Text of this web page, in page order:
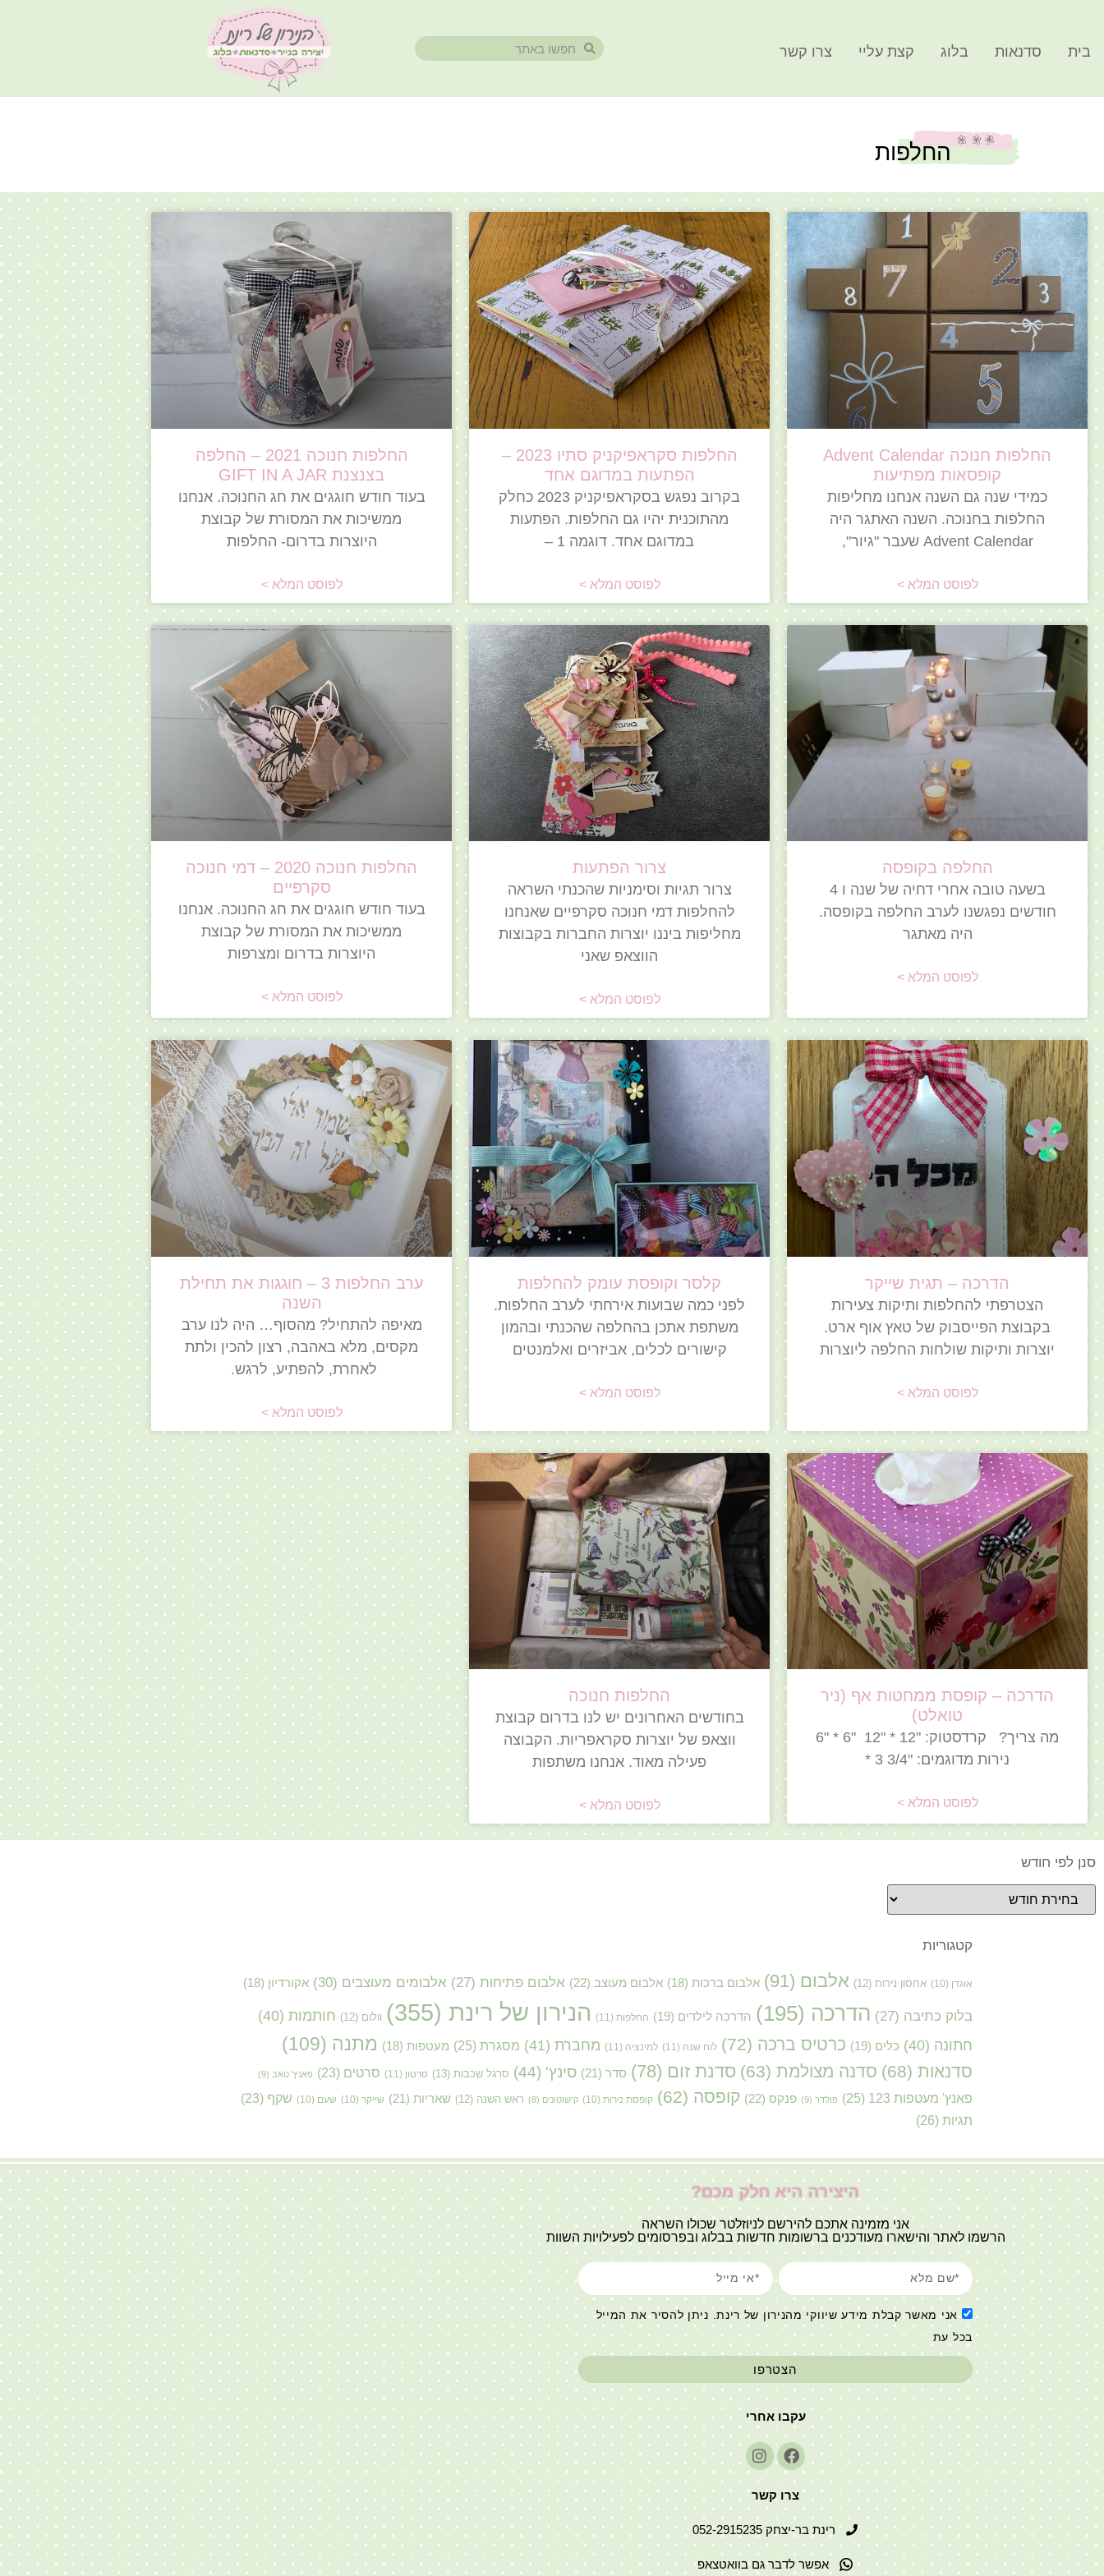
בית סדנאות בלוג קצת עליי צרו קשר
החלפות
החלפות חנוכה Advent Calendar
קופסאות מפתיעות
כמידי שנה גם השנה אנחנו מחליפות
החלפות בחנוכה. השנה האתגר היה
Advent Calendar שעבר "גיור",
לפוסט המלא >
החלפות סקראפיקניק סתיו 2023 –
הפתעות במדוגם אחד
בקרוב נפגש בסקראפיקניק 2023 כחלק
מהתוכנית יהיו גם החלפות. הפתעות
במדוגם אחד. דוגמה 1 –
לפוסט המלא >
החלפות חנוכה 2021 – החלפה
בצנצנת GIFT IN A JAR
בעוד חודש חוגגים את חג החנוכה. אנחנו
ממשיכות את המסורת של קבוצת
היוצרות בדרום- החלפות
לפוסט המלא >
החלפה בקופסה
בשעה טובה אחרי דחיה של שנה ו 4
חודשים נפגשנו לערב החלפה בקופסה.
היה מאתגר
לפוסט המלא >
צרור הפתעות
צרור תגיות וסימניות שהכנתי השראה
להחלפות דמי חנוכה סקרפיים שאנחנו
מחליפות ביננו יוצרות החברות בקבוצות
הווצאפ שאני
לפוסט המלא >
החלפות חנוכה 2020 – דמי חנוכה
סקרפיים
בעוד חודש חוגגים את חג החנוכה. אנחנו
ממשיכות את המסורת של קבוצת
היוצרות בדרום ומצרפות
לפוסט המלא >
הדרכה – תגית שייקר
הצטרפתי להחלפות ותיקות צעירות
בקבוצת הפייסבוק של טאץ אוף ארט.
יוצרות ותיקות שולחות החלפה ליוצרות
לפוסט המלא >
קלסר וקופסת עומק להחלפות
לפני כמה שבועות אירחתי לערב החלפות.
משתפת אתכן בהחלפה שהכנתי ובהמון
קישורים לכלים, אביזרים ואלמנטים
לפוסט המלא >
ערב החלפות 3 – חוגגות את תחילת
השנה
מאיפה להתחיל? מהסוף… היה לנו ערב
מקסים, מלא באהבה, רצון להכין ולתת
לאחרת, להפתיע, לרגש.
לפוסט המלא >
הדרכה – קופסת ממחטות אף (ניר
טואלט)
מה צריך? קרדסטוק: "12 * "12 "6 * "6
נירות מדוגמים: "3/4 3 *
לפוסט המלא >
החלפות חנוכה
בחודשים האחרונים יש לנו בדרום קבוצת
ווצאפ של יוצרות סקראפריות. הקבוצה
פעילה מאוד. אנחנו משתפות
לפוסט המלא >
סנן לפי חודש
קטגוריות
אוגדן (10) אחסון נירות (12) אלבום (91) אלבום ברכות (18) אלבום מעוצב (22) אלבום פתיחות (27) אלבומים מעוצבים (30) אקורדיון (18)
בלוק כתיבה (27) הדרכה (195) הדרכה לילדים (19) החלפות (11) הנירון של רינת (355) וולום (12) חותמות (40)
חתונה (40) כלים (19) כרטיס ברכה (72) לוח שנה (11) למינציה (11) מחברת (41) מסגרת (25) מעטפות (18) מתנה (109)
סדנאות (68) סדנה מצולמת (63) סדנת זום (78) סדר (21) סינץ' (44) סרגל שכבות (13) סרטון (11) סרטים (23) פאנץ' טאב (9)
פאנץ' מעטפות 123 (25) פולדר (9) פנקס (22) קופסה (62) קופסת נירות (10) קישוטונים (8) ראש השנה (12) שאריות (21) שייקר (10) שעם (10) שקף (23)
תגיות (26)
היצירה היא חלק מכם?
אני מזמינה אתכם להירשם לניוזלטר שכולו השראה
הרשמו לאתר והישארו מעודכנים ברשומות חדשות בבלוג ובפרסומים לפעילויות השוות
אני מאשר קבלת מידע שיווקי מהנירון של רינת. ניתן להסיר את המייל
בכל עת
הצטרפו
עקבו אחרי
צרו קשר
רינת בר-יצחק 052-2915235
אפשר לדבר גם בוואטצאפ